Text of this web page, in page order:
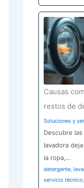
Causas
restos de
Soluciones y
Descubre
lavadora
la ropa,…
detergente,
servicio técnico,